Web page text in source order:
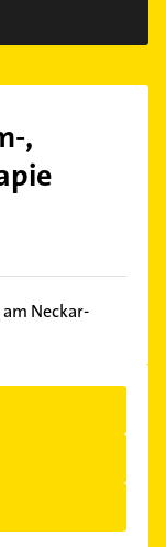
,
Neckar-